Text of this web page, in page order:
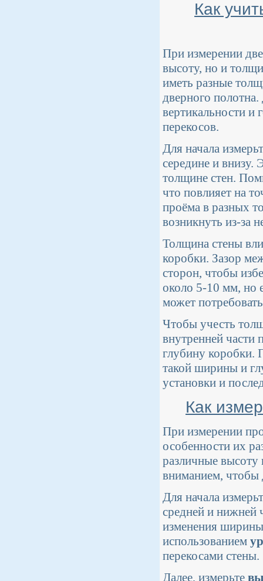
Как
При измерении
высоту, но и
иметь разные
дверного
вертикальности и
перекосов.
Для начала
середине и внизу.
толщине стен.
что повлияет на
проёма в разных
возникнуть из-за
Толщина стены
коробки. Зазор
сторон, чтобы
около 5-10 мм, но
может
Чтобы учесть
внутренней
глубину коробки.
такой ширины и
установки и
Как
При измерении
особенности их
различные
вниманием, чтобы
Для начала
средней и нижней
изменения ширины
использованием
перекосами стены.
Далее, измерьте